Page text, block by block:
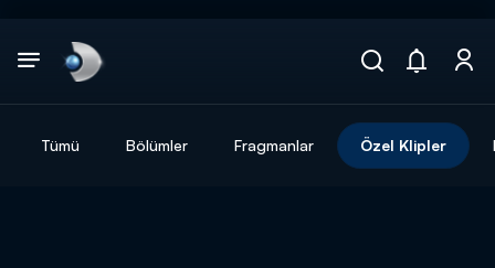
Tümü Bölümler Fragmanlar Özel Klipler